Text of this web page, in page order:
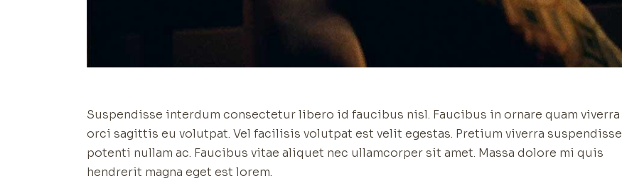
Suspendisse interdum consectetur libero id faucibus nisl. Faucibus in ornare quam viverra
orci sagittis eu volutpat. Vel facilisis volutpat est velit egestas. Pretium viverra suspendisse
potenti nullam ac. Faucibus vitae aliquet nec ullamcorper sit amet. Massa dolore mi quis
hendrerit magna eget est lorem.